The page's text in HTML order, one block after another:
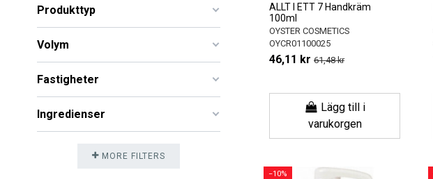
ALLT I ETT 7 Handkräm
100ml
OYSTER COSMETICS
OYCR01100025
46,11 kr 61,48 kr
Lägg till i
varukorgen
−10%
Produkttyp
Volym
Fastigheter
Ingredienser
MORE FILTERS